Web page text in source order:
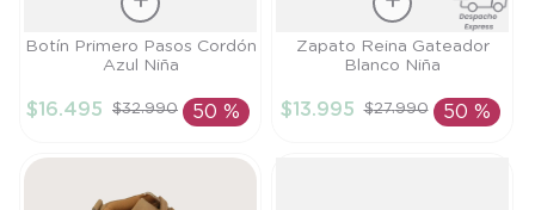
Talla
AÑADIR AL
Botín Primero Pasos Cordón
Azul Niña
$16.495 $32.990 50 %
Talla
AÑADIR AL
Zapato Reina Gateador
Blanco Niña
$13.995 $27.990 50 %